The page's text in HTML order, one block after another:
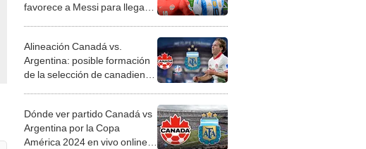
favorece a Messi para llegar a
Alineación Canadá vs.
Argentina: posible formación
de la selección de canadiense
Dónde ver partido Canadá vs
Argentina por la Copa
América 2024 en vivo online